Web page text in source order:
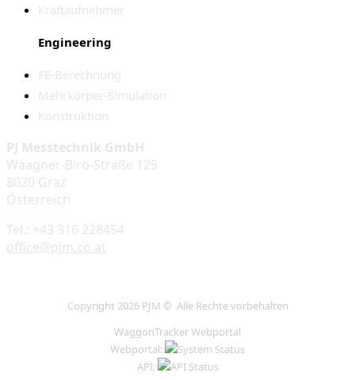
Kraftaufnehmer
Engineering
FE-Berechnung
Mehrkörper-Simulation
Konstruktion
PJ Messtechnik GmbH
Waagner-Biro-Straße 125
8020 Graz
Österreich
Tel.: +43 316 228454
office@pjm.co.at
Copyright 2026 PJM © Alle Rechte vorbehalten
WaggonTracker Webportal
Webportal:
API: